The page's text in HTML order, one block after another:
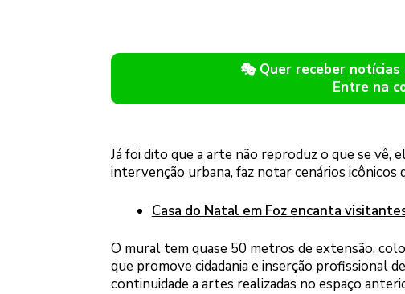
🎭 Quer receber
Entre na
Já foi dito que a arte não reproduz o que se vê,
intervenção urbana, faz notar cenários icônicos
Casa do Natal em Foz encanta
O mural tem quase 50 metros de extensão,
que promove cidadania e inserção profissional
continuidade a artes realizadas no espaço